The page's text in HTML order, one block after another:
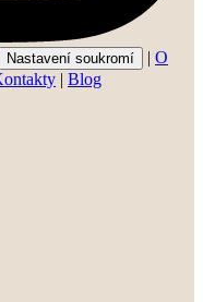
Nastavení soukromí | O
| Blog